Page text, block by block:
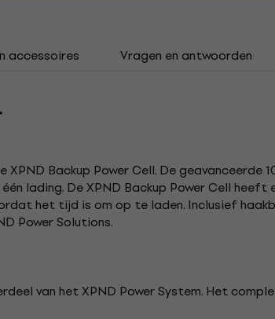
accessoires Vragen en antwoorden
Backup Power Cell. De
lading. De XPND Backup Power Cell heeft
het tijd is om op te laden. Inclusief
Power Solutions.
van het XPND Power System. Het